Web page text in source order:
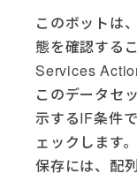
このボットは
態を確認する
Services
このデータセ
示するIF条件
ェックします
保存には、配
Adobe (3)
Adobe Sign
AutoMate
Basic
DocuSign (5)
Email (4)
Excel (6)